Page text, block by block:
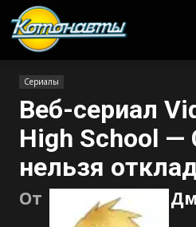
Сериалы
Веб-сериал
High School —
нельзя
От